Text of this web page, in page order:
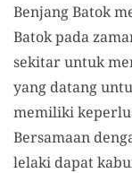
Benjang Batok
Batok pada
sekitar untuk
yang datang
memiliki
Bersamaan
lelaki dapat